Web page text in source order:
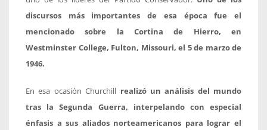
discursos más importantes de esa época fue el
mencionado sobre la Cortina de Hierro, en
Westminster College, Fulton, Missouri, el 5 de marzo de
1946.
En esa ocasión Churchill realizó un análisis del mundo
tras la Segunda Guerra, interpelando con especial
énfasis a sus aliados norteamericanos para lograr el